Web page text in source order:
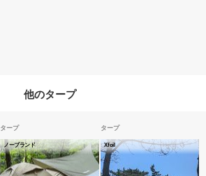
他のタープ
タープ
ノーブランド
タープ
Xfoil